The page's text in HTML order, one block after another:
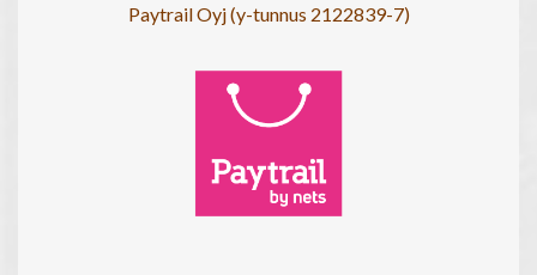
Paytrail Oyj (y-tunnus 2122839-7)